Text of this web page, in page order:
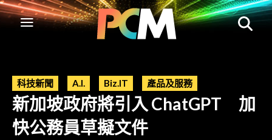
科技新聞 A.I. Biz.IT 產品及服務
新加坡政府將引入 ChatGPT 加
快公務員草擬文件